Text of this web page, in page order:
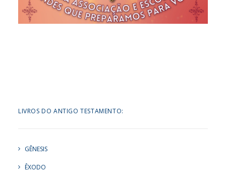
LIVROS DO ANTIGO TESTAMENTO:
GÊNESIS
ÊXODO